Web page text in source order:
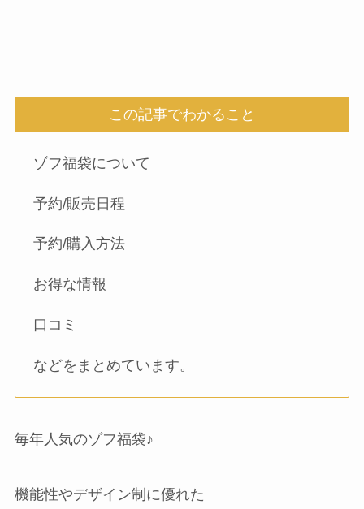
この記事でわかること
ゾフ福袋について
予約/販売日程
予約/購入方法
お得な情報
口コミ
などをまとめています。
毎年人気のゾフ福袋♪
機能性やデザイン制に優れた